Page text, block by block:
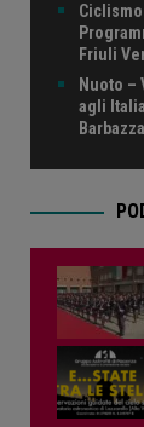
Friuli
Nuoto
agli
Barbazza